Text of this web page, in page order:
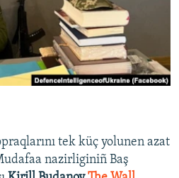
tek küç yolunen azat
nazirliginiñ Baş